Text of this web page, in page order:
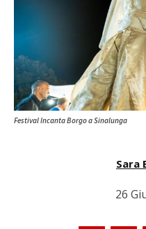
Festival Incanta Borgo a Sinalunga
Sara
26